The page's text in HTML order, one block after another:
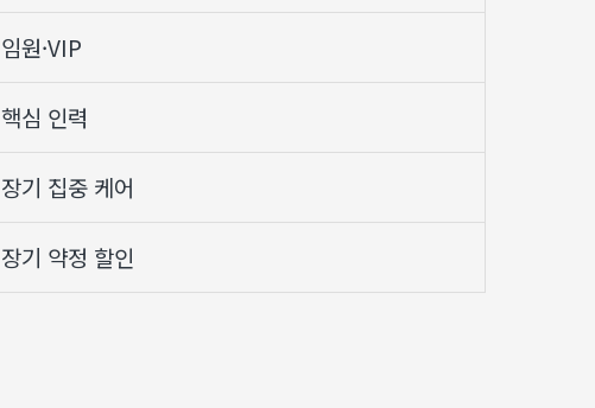
임원·VIP
핵심 인력
장기 집중 케어
장기 약정 할인